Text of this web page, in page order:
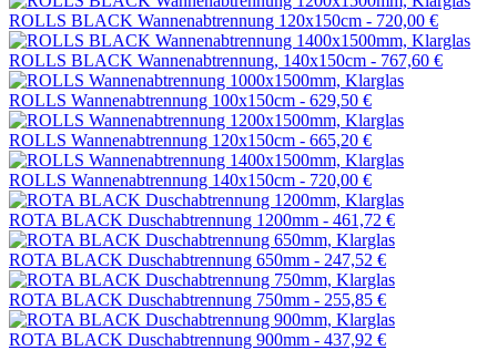
ROLLS BLACK Wannenabtrennung 120x150cm - 720,00 €
ROLLS BLACK Wannenabtrennung, 140x150cm - 767,60 €
ROLLS Wannenabtrennung 100x150cm - 629,50 €
ROLLS Wannenabtrennung 120x150cm - 665,20 €
ROLLS Wannenabtrennung 140x150cm - 720,00 €
ROTA BLACK Duschabtrennung 1200mm - 461,72 €
ROTA BLACK Duschabtrennung 650mm - 247,52 €
ROTA BLACK Duschabtrennung 750mm - 255,85 €
ROTA BLACK Duschabtrennung 900mm - 437,92 €